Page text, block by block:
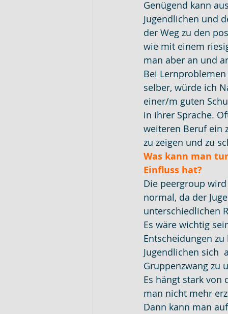
Genügend kann
Jugendlichen und
der Weg zu den
wie mit einem
man aber an und
Bei
selber, würde ich
einer/m guten
in ihrer Sprache.
weiteren Beruf ein
zu zeigen und zu
Was kann man
Einfluss hat?
Die peergroup
normal, da der
unterschiedlichen
Es wäre wichtig
Entscheidungen
Jugendlichen sich
Gruppenzwang zu
Es hängt stark von
man nicht mehr
Dann kann man